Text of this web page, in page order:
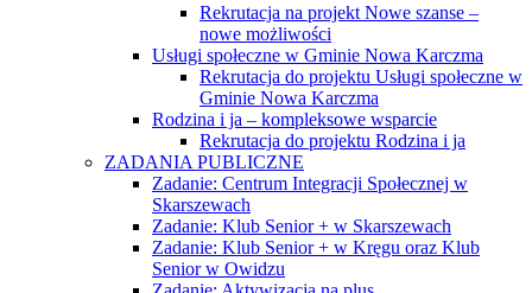
Rekrutacja na projekt Nowe szanse –
nowe możliwości
Usługi społeczne w Gminie Nowa Karczma
Rekrutacja do projektu Usługi społeczne w
Gminie Nowa Karczma
Rodzina i ja – kompleksowe wsparcie
Rekrutacja do projektu Rodzina i ja
ZADANIA PUBLICZNE
Zadanie: Centrum Integracji Społecznej w
Skarszewach
Zadanie: Klub Senior + w Skarszewach
Zadanie: Klub Senior + w Kręgu oraz Klub
Senior w Owidzu